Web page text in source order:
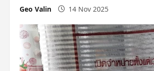
Geo Valin 14 Nov 2025